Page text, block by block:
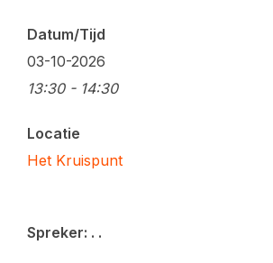
Datum/Tijd
03-10-2026
13:30 - 14:30
Locatie
Het Kruispunt
Spreker: . .